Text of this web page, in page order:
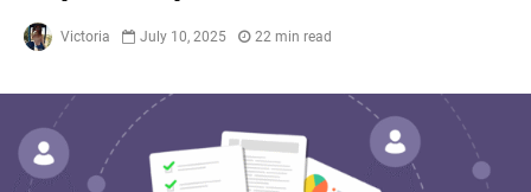
Victoria July 10, 2025 22 min read